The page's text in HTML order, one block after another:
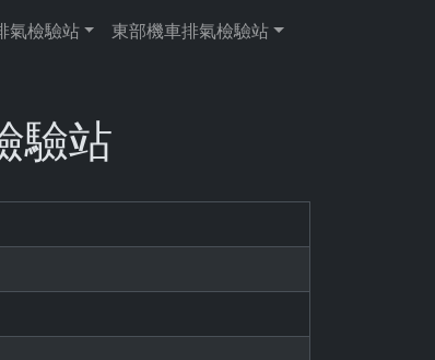
氣檢驗站 東部機車排氣檢驗站
驗站